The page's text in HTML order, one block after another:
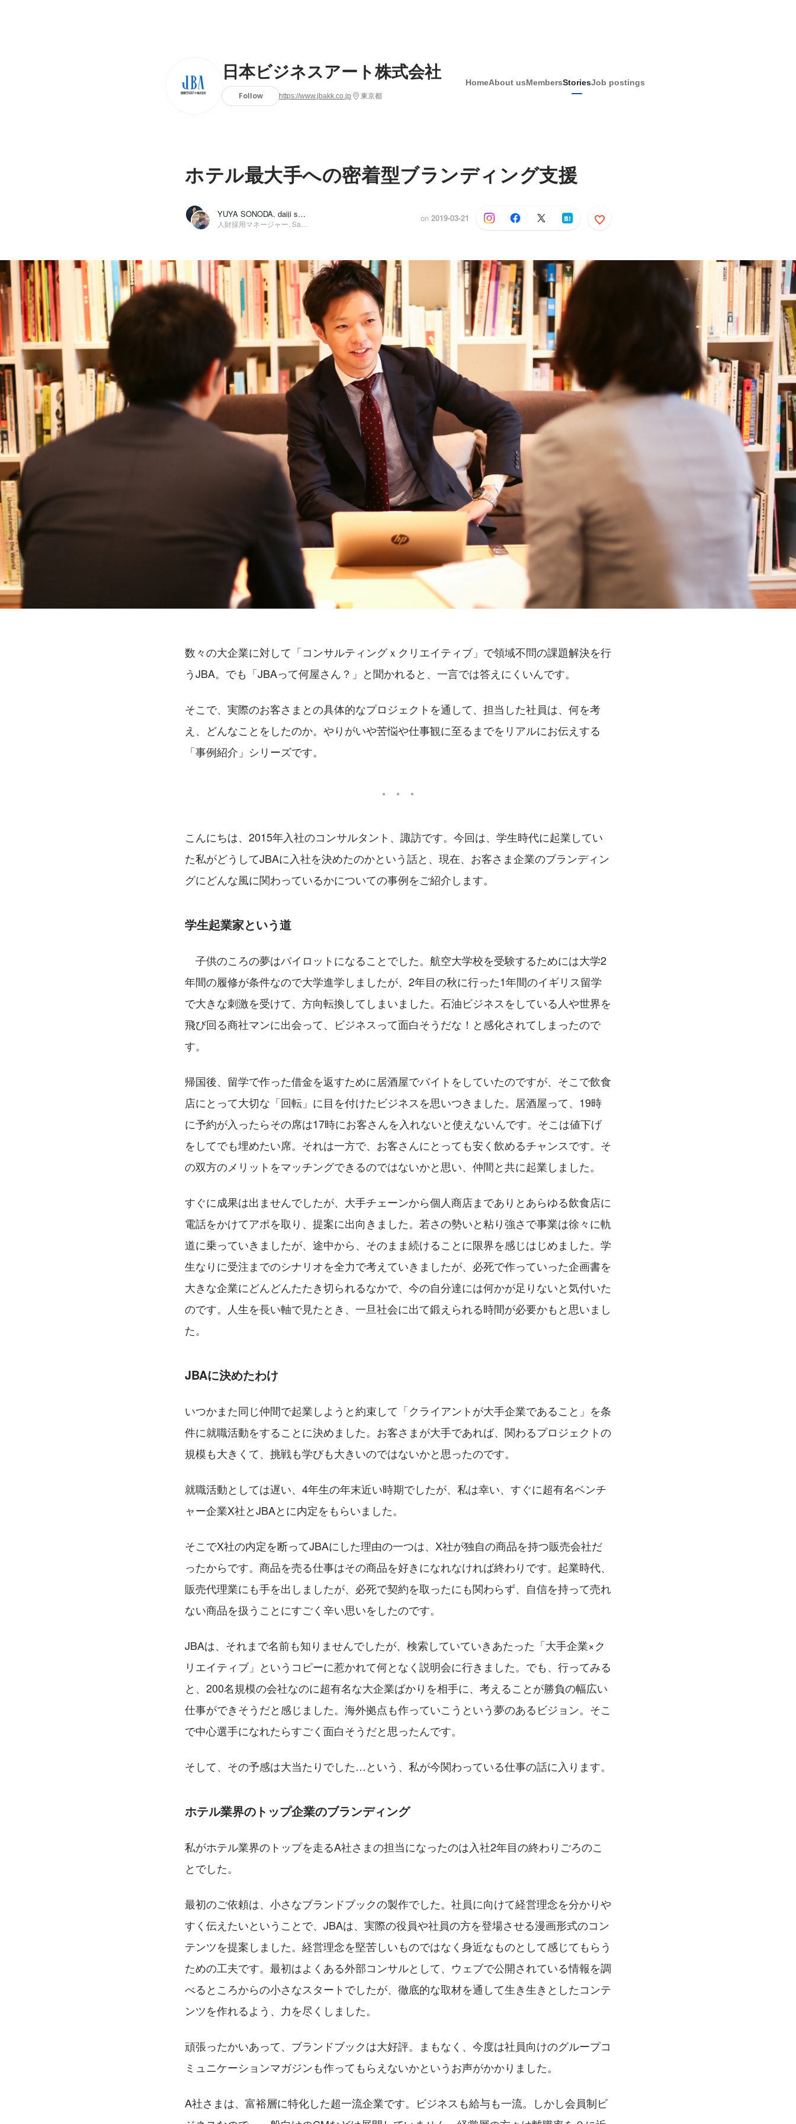
日本ビジネスアート株式会社
Follow https://www.jbakk.co.jp 東京都
HomeAbout usMembersStoriesJob postings
ホテル最大手への密着型ブランディング支援
YUYA SONODA, daiji suwa on 2019-03-21
数々の大企業に対して「コンサルティングｘクリエイティブ」で領域不問の課題解決を行
うJBA。でも「JBAって何屋さん？」と聞かれると、一言では答えにくいんです。
そこで、実際のお客さまとの具体的なプロジェクトを通して、担当した社員は、何を考
え、どんなことをしたのか。やりがいや苦悩や仕事観に至るまでをリアルにお伝えする
「事例紹介」シリーズです。
こんにちは、2015年入社のコンサルタント、諏訪です。今回は、学生時代に起業してい
た私がどうしてJBAに入社を決めたのかという話と、現在、お客さま企業のブランディン
グにどんな風に関わっているかについての事例をご紹介します。
学生起業家という道
子供のころの夢はパイロットになることでした。航空大学校を受験するためには大学2
年間の履修が条件なので大学進学しましたが、2年目の秋に行った1年間のイギリス留学
で大きな刺激を受けて、方向転換してしまいました。石油ビジネスをしている人や世界を
飛び回る商社マンに出会って、ビジネスって面白そうだな！と感化されてしまったので
す。
帰国後、留学で作った借金を返すために居酒屋でバイトをしていたのですが、そこで飲食
店にとって大切な「回転」に目を付けたビジネスを思いつきました。居酒屋って、19時
に予約が入ったらその席は17時にお客さんを入れないと使えないんです。そこは値下げ
をしてでも埋めたい席。それは一方で、お客さんにとっても安く飲めるチャンスです。そ
の双方のメリットをマッチングできるのではないかと思い、仲間と共に起業しました。
すぐに成果は出ませんでしたが、大手チェーンから個人商店までありとあらゆる飲食店に
電話をかけてアポを取り、提案に出向きました。若さの勢いと粘り強さで事業は徐々に軌
道に乗っていきましたが、途中から、そのまま続けることに限界を感じはじめました。学
生なりに受注までのシナリオを全力で考えていきましたが、必死で作っていった企画書を
大きな企業にどんどんたたき切られるなかで、今の自分達には何かが足りないと気付いた
のです。人生を長い軸で見たとき、一旦社会に出て鍛えられる時間が必要かもと思いまし
た。
JBAに決めたわけ
いつかまた同じ仲間で起業しようと約束して「クライアントが大手企業であること」を条
件に就職活動をすることに決めました。お客さまが大手であれば、関わるプロジェクトの
規模も大きくて、挑戦も学びも大きいのではないかと思ったのです。
就職活動としては遅い、4年生の年末近い時期でしたが、私は幸い、すぐに超有名ベンチ
ャー企業X社とJBAとに内定をもらいました。
そこでX社の内定を断ってJBAにした理由の一つは、X社が独自の商品を持つ販売会社だ
ったからです。商品を売る仕事はその商品を好きになれなければ終わりです。起業時代、
販売代理業にも手を出しましたが、必死で契約を取ったにも関わらず、自信を持って売れ
ない商品を扱うことにすごく辛い思いをしたのです。
JBAは、それまで名前も知りませんでしたが、検索していていきあたった「大手企業×ク
リエイティブ」というコピーに惹かれて何となく説明会に行きました。でも、行ってみる
と、200名規模の会社なのに超有名な大企業ばかりを相手に、考えることが勝負の幅広い
仕事ができそうだと感じました。海外拠点も作っていこうという夢のあるビジョン。そこ
で中心選手になれたらすごく面白そうだと思ったんです。
そして、その予感は大当たりでした…という、私が今関わっている仕事の話に入ります。
ホテル業界のトップ企業のブランディング
私がホテル業界のトップを走るA社さまの担当になったのは入社2年目の終わりごろのこ
とでした。
最初のご依頼は、小さなブランドブックの製作でした。社員に向けて経営理念を分かりや
すく伝えたいということで、JBAは、実際の役員や社員の方を登場させる漫画形式のコン
テンツを提案しました。経営理念を堅苦しいものではなく身近なものとして感じてもらう
ための工夫です。最初はよくある外部コンサルとして、ウェブで公開されている情報を調
べるところからの小さなスタートでしたが、徹底的な取材を通して生き生きとしたコンテ
ンツを作れるよう、力を尽くしました。
頑張ったかいあって、ブランドブックは大好評。まもなく、今度は社員向けのグループコ
ミュニケーションマガジンも作ってもらえないかというお声がかかりました。
A社さまは、富裕層に特化した超一流企業です。ビジネスも給与も一流。しかし会員制ビ